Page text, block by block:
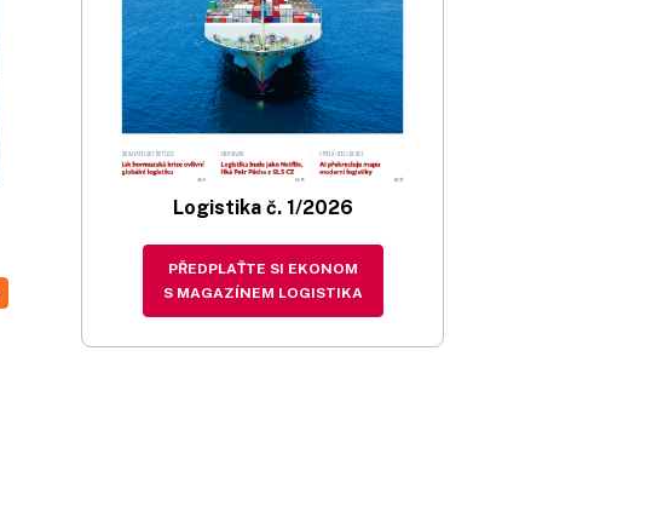
Logistika č. 1/2026
PŘEDPLAŤTE SI EKONOM
S MAGAZÍNEM LOGISTIKA